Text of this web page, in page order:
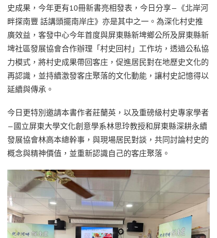
史成果，今年更有10冊新書亮相發表，今日分享—《北岸河
畔探南豐 話講頭擺南岸庄》亦是其中之一。為深化村史推
廣效益，客發中心今年首度與屏東縣新埤鄉公所及屏東縣新
埤社區發展協會合作辦理「村史回村」工作坊，透過公私協
力模式，將村史成果帶回客庄，促進居民對在地歷史文化的
再認識，並持續激發客庄聚落的文化動能，讓村史記憶得以
延續與傳承。
今日更特別邀請本書作者莊蘭英，以及重磅級村史專家學者
—國立屏東大學文化創意學系林思玲教授和屏東縣深耕永續
發展協會林高本總幹事，與現場居民對談，共同討論村史的
概念與精神價值，並重新認識自己的客庄聚落。